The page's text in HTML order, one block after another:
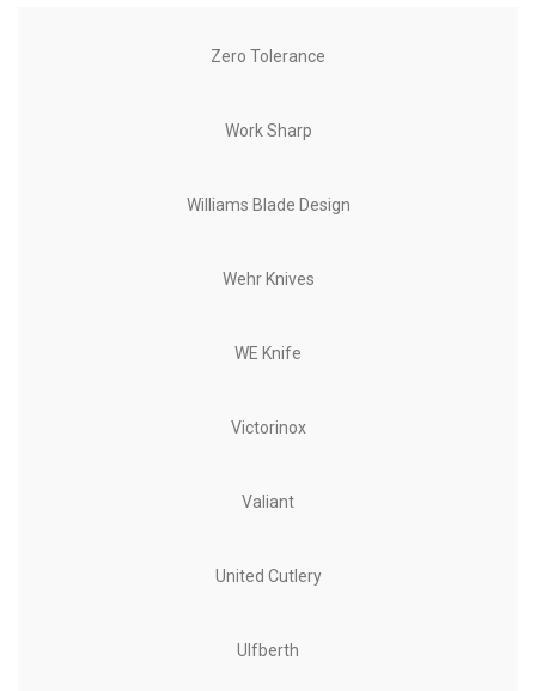
Zero Tolerance
Work Sharp
Williams Blade Design
Wehr Knives
WE Knife
Victorinox
Valiant
United Cutlery
Ulfberth